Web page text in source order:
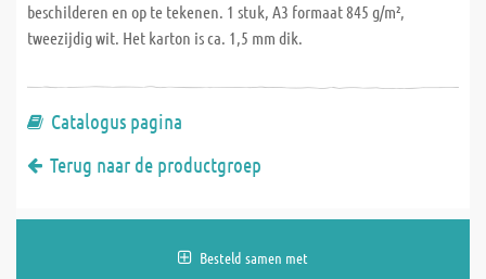
beschilderen en op te tekenen. 1 stuk, A3 formaat 845 g/m²,
tweezijdig wit. Het karton is ca. 1,5 mm dik.
Catalogus pagina
Terug naar de productgroep
Besteld samen met